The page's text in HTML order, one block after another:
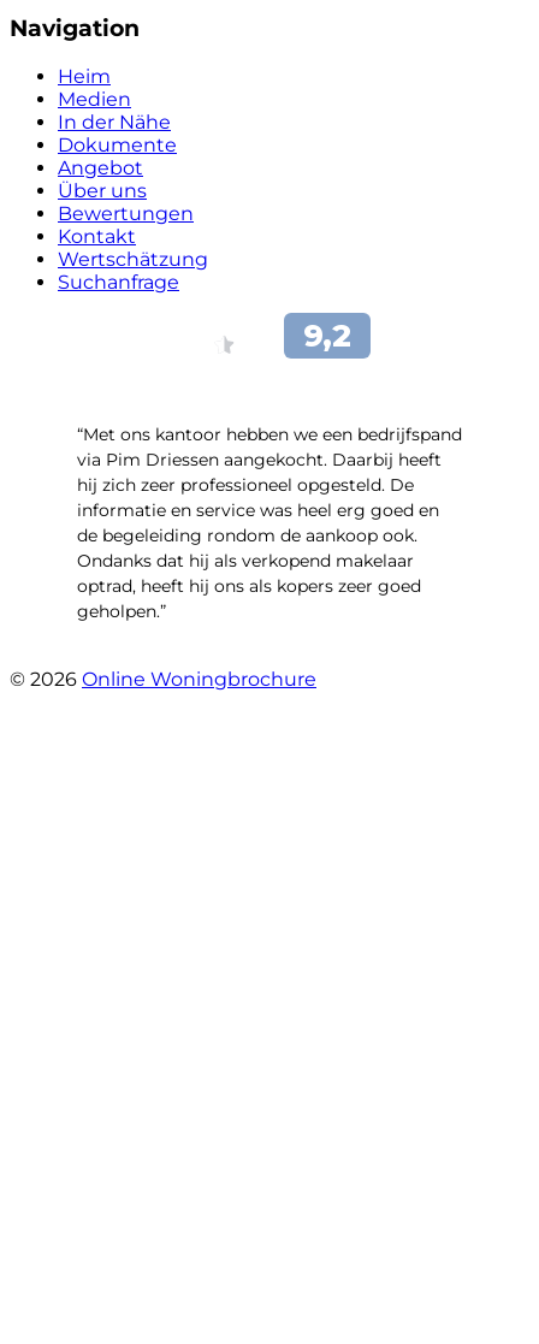
Navigation
Heim
Medien
In der Nähe
Dokumente
Angebot
Über uns
Bewertungen
Kontakt
Wertschätzung
Suchanfrage
“Met ons kantoor hebben we een bedrijfspand
via Pim Driessen aangekocht. Daarbij heeft
hij zich zeer professioneel opgesteld. De
informatie en service was heel erg goed en
de begeleiding rondom de aankoop ook.
Ondanks dat hij als verkopend makelaar
optrad, heeft hij ons als kopers zeer goed
geholpen.”
© 2026 Online Woningbrochure